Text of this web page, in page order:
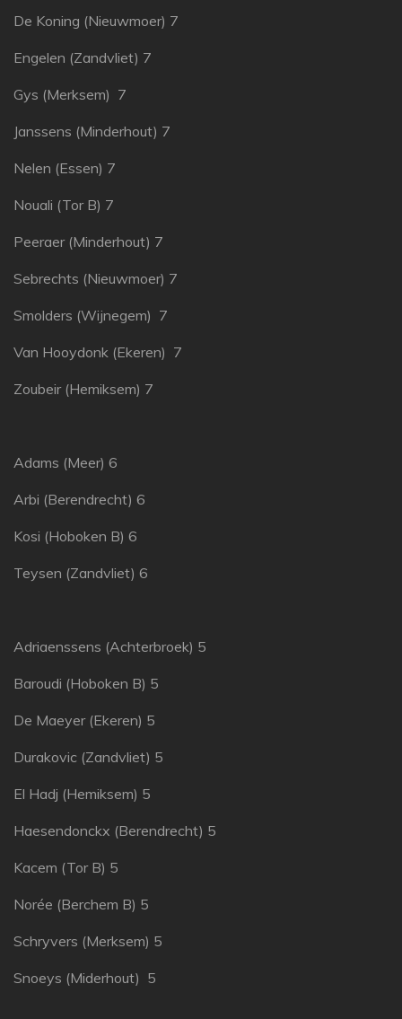
De Koning (Nieuwmoer) 7
Engelen (Zandvliet) 7
Gys (Merksem) 7
Janssens (Minderhout) 7
Nelen (Essen) 7
Nouali (Tor B) 7
Peeraer (Minderhout) 7
Sebrechts (Nieuwmoer) 7
Smolders (Wijnegem) 7
Van Hooydonk (Ekeren) 7
Zoubeir (Hemiksem) 7
Adams (Meer) 6
Arbi (Berendrecht) 6
Kosi (Hoboken B) 6
Teysen (Zandvliet) 6
Adriaenssens (Achterbroek) 5
Baroudi (Hoboken B) 5
De Maeyer (Ekeren) 5
Durakovic (Zandvliet) 5
El Hadj (Hemiksem) 5
Haesendonckx (Berendrecht) 5
Kacem (Tor B) 5
Norée (Berchem B) 5
Schryvers (Merksem) 5
Snoeys (Miderhout) 5